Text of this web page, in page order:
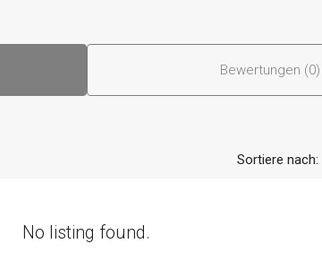
Bewertungen (0)
Sortiere nach:
No listing found.